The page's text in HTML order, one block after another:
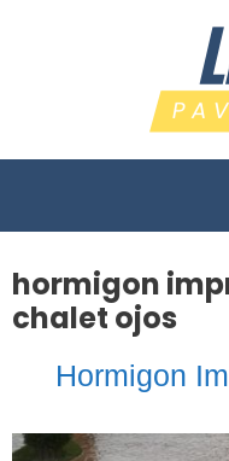
hormigon
chalet ojos
Hormigon